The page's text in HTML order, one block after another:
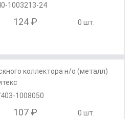
1003213-24
124 ₽ 0 шт.
коллектора н/о (металл)
1008050
107 ₽ 0 шт.